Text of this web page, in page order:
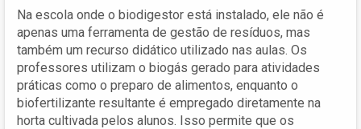
Na escola onde o biodigestor está instalado, ele não é
apenas uma ferramenta de gestão de resíduos, mas
também um recurso didático utilizado nas aulas. Os
professores utilizam o biogás gerado para atividades
práticas como o preparo de alimentos, enquanto o
biofertilizante resultante é empregado diretamente na
horta cultivada pelos alunos. Isso permite que os